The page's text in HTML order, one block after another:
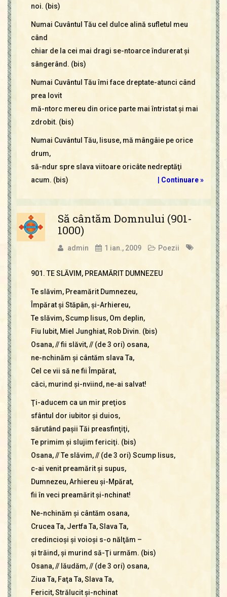
noi. (bis)
Numai Cuvântul Tău cel dulce alină sufletul meu
când
chiar de la cei mai dragi se-ntoarce îndurerat şi
sângerând. (bis)
Numai Cuvântul Tău îmi face dreptate-atunci când
prea lovit
mă-ntorc mereu din orice parte mai întristat şi mai
zdrobit. (bis)
Numai Cuvântul Tău, Iisuse, mă mângâie pe orice
drum,
să-ndur spre slava viitoare oricâte nedreptăţi
acum. (bis)
| Continuare »
Să cântăm Domnului (901-
1000)
admin 1 ian., 2009 Poezii
901. TE SLĂVIM, PREAMĂRIT DUMNEZEU
Te slăvim, Preamărit Dumnezeu,
Împărat şi Stăpân, şi-Arhiereu,
Te slăvim, Scump Iisus, Om deplin,
Fiu Iubit, Miel Junghiat, Rob Divin. (bis)
Osana, // fii slăvit, // (de 3 ori) osana,
ne-nchinăm şi cântăm slava Ta,
Cel ce vii să ne fii Împărat,
căci, murind şi-nviind, ne-ai salvat!
Ţi-aducem ca un mir preţios
sfântul dor iubitor şi duios,
sărutând paşii Tăi preasfinţiţi,
Te primim şi slujim fericiţi. (bis)
Osana, // Te slăvim, // (de 3 ori) Scump Iisus,
c-ai venit preamărit şi supus,
Dumnezeu, Arhiereu şi-Mpărat,
fii în veci preamărit şi-nchinat!
Ne-nchinăm şi cântăm osana,
Crucea Ta, Jertfa Ta, Slava Ta,
credincioşi şi voioşi s-o nălţăm –
şi trăind, şi murind să-Ţi urmăm. (bis)
Osana, // lăudăm, // (de 3 ori) osana,
Ziua Ta, Faţa Ta, Slava Ta,
Fericit, Strălucit şi-nchinat